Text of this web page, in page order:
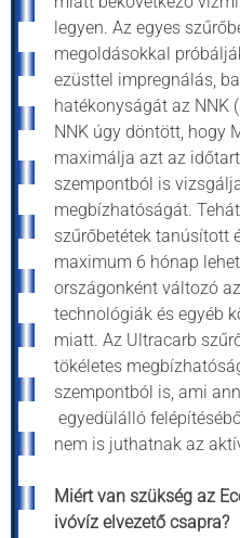
legyen. Az egyes
megoldásokkal
ezüsttel impregnálás,
hatékonyságát az NNK
NNK úgy döntött, hogy
maximálja azt az
szempontból is
megbízhatóságát.
szűrőbetétek tanúsított
maximum 6 hónap
országonként változó
technológiák és egyéb
miatt. Az Ultracarb
tökéletes
szempontból is, ami
egyedülálló
nem is juthatnak az
Miért van szükség az
ivóvíz elvezető csapra?